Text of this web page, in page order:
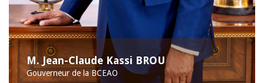
M. Jean-Claude Kassi BROU
Gouverneur de la BCEAO